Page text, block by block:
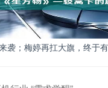
袭；梅婷再扛大旗，终于